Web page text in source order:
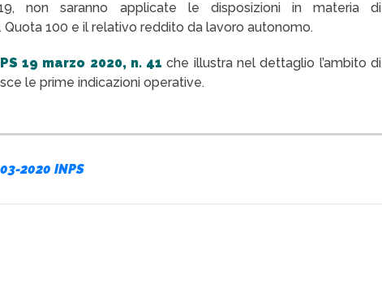
19, non saranno applicate le disposizioni in materia di
100 e il relativo reddito da lavoro autonomo.
19 marzo 2020, n. 41 che illustra nel dettaglio l’ambito di
le prime indicazioni operative.
2020 INPS